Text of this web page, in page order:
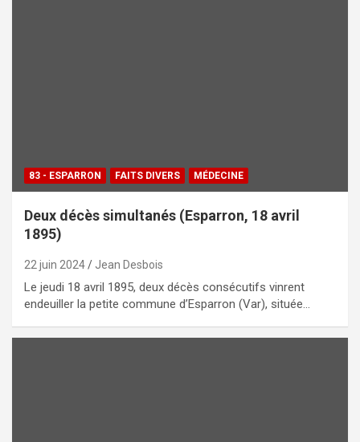
83 - ESPARRON FAITS DIVERS MÉDECINE
Deux décès simultanés (Esparron, 18 avril
1895)
22 juin 2024 Jean Desbois
Le jeudi 18 avril 1895, deux décès consécutifs vinrent
endeuiller la petite commune d’Esparron (Var), située…